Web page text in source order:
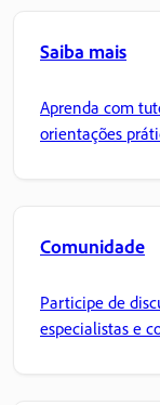
Saiba mais
Aprenda com
orientações
Comunidade
Participe de
especialistas e